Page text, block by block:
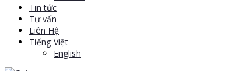
Tin tức
Tư vấn
Liên Hệ
Tiếng Việt
English